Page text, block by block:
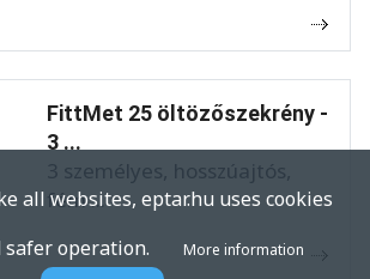
FittMet 25 öltözőszekrény -
3 ...
3 személyes, hosszúajtós,
fém ...
all websites, eptar.hu uses cookies
safer operation.
More information